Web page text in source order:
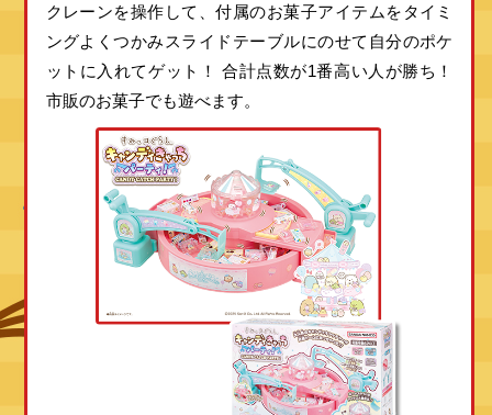
クレーンを操作して、付属のお菓子アイテムをタイミ
ングよくつかみスライドテーブルにのせて自分のポケ
ットに入れてゲット！
合計点数が1番高い人が勝ち！
市販のお菓子でも遊べます。